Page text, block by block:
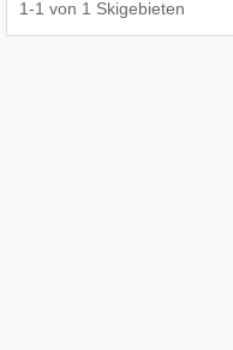
1-1 von 1 Skigebieten